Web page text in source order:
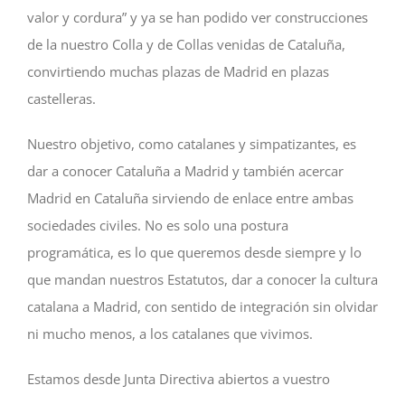
valor y cordura” y ya se han podido ver construcciones
de la nuestro Colla y de Collas venidas de Cataluña,
convirtiendo muchas plazas de Madrid en plazas
castelleras.
Nuestro objetivo, como catalanes y simpatizantes, es
dar a conocer Cataluña a Madrid y también acercar
Madrid en Cataluña sirviendo de enlace entre ambas
sociedades civiles. No es solo una postura
programática, es lo que queremos desde siempre y lo
que mandan nuestros Estatutos, dar a conocer la cultura
catalana a Madrid, con sentido de integración sin olvidar
ni mucho menos, a los catalanes que vivimos.
Estamos desde Junta Directiva abiertos a vuestro